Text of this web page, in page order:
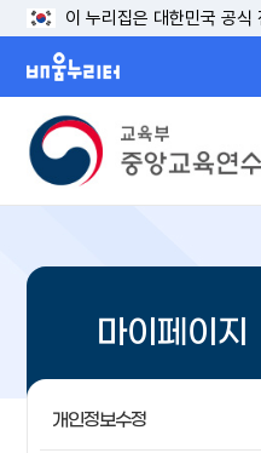
이 누리집은 대한민국 공식
마이페이지
개인정보수정